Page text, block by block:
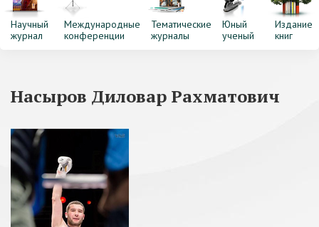
Научный
журнал
Международные
конференции
Тематические
журналы
Юный
ученый
Издание
книг
Насыров Диловар Рахматович